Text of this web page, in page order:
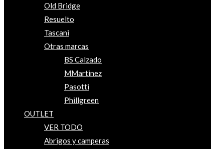
Old Bridge
Resuelto
Tascani
Otras marcas
BS Calzado
MMartinez
Pasotti
Phillgreen
OUTLET
VER TODO
Abrigos y camperas